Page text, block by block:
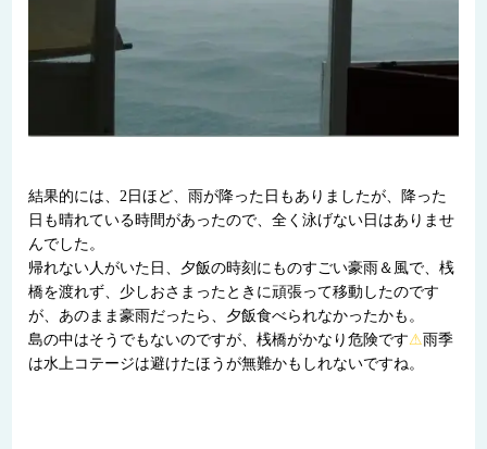
結果的には、2日ほど、雨が降った日もありましたが、降った
日も晴れている時間があったので、全く泳げない日はありませ
んでした。
帰れない人がいた日、夕飯の時刻にものすごい豪雨＆風で、桟
橋を渡れず、少しおさまったときに頑張って移動したのです
が、あのまま豪雨だったら、夕飯食べられなかったかも。
島の中はそうでもないのですが、桟橋がかなり危険です⚠雨季
は水上コテージは避けたほうが無難かもしれないですね。